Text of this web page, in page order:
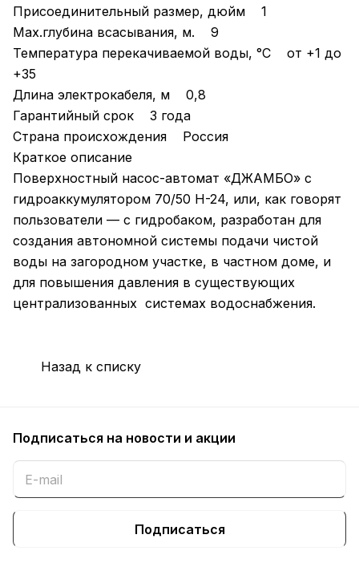
Присоединительный размер, дюйм 1
Мах.глубина всасывания, м. 9
Температура перекачиваемой воды, °С от +1 до
+35
Длина электрокабеля, м 0,8
Гарантийный срок 3 года
Страна происхождения Россия
Краткое описание
Поверхностный насос-автомат «ДЖАМБО» с
гидроаккумулятором 70/50 Н-24, или, как говорят
пользователи — с гидробаком, разработан для
создания автономной системы подачи чистой
воды на загородном участке, в частном доме, и
для повышения давления в существующих
централизованных системах водоснабжения.
Назад к списку
Подписаться на новости и акции
Подписаться